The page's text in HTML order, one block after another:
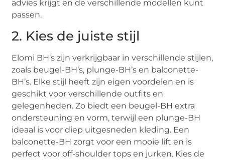
advies krijgt en de verschillende modellen kunt
passen.
2. Kies de juiste stijl
Elomi BH’s zijn verkrijgbaar in verschillende stijlen,
zoals beugel-BH’s, plunge-BH’s en balconette-
BH’s. Elke stijl heeft zijn eigen voordelen en is
geschikt voor verschillende outfits en
gelegenheden. Zo biedt een beugel-BH extra
ondersteuning en vorm, terwijl een plunge-BH
ideaal is voor diep uitgesneden kleding. Een
balconette-BH zorgt voor een mooie lift en is
perfect voor off-shoulder tops en jurken. Kies de